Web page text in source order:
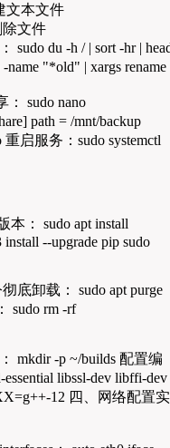
文本文件
除文件
du -h / | sort -hr |
"*old" | xargs rename
： sudo nano
path = /mnt/backup
重启服务：sudo systemctl
本： sudo apt install
--upgrade pip sudo
底卸载： sudo apt purge
sudo rm -rf
mkdir -p ~/builds 配置编
libssl-dev libffi-dev
12 四、网络配置实